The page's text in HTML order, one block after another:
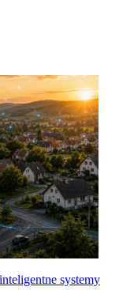
systemy